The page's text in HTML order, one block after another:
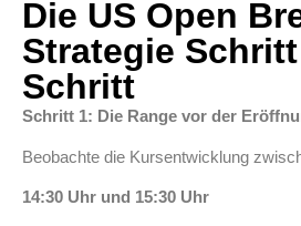
Die US Open
Strategie
Schritt
Schritt 1: Die Range vor der
Beobachte die Kursentwicklung
14:30 Uhr und 15:30 Uhr